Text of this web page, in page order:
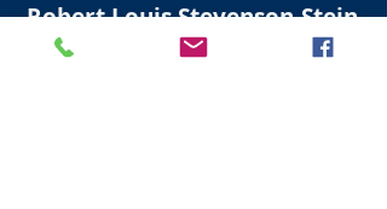
Robert Louis Stevenson-Stein
West Princes Street Gardens